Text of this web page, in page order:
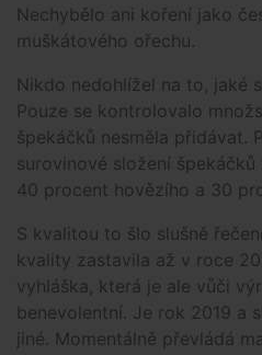
Nechybělo ani koření jako
muškátového ořechu.
Nikdo nedohlížel na to, jaké
Pouze se kontrolovalo
špekáčků nesměla přidávat.
surovinové složení
40 procent hovězího a 30
S kvalitou to šlo slušně
kvality zastavila až v roce
vyhláška, která je ale vůči
benevolentní. Je rok 2019 a
jiné. Momentálně převládá